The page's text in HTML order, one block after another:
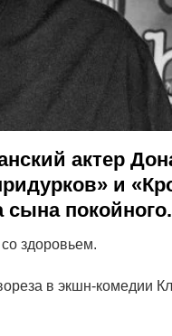
актер
и
сына покойного.
здоровьем.
в экшн-комедии